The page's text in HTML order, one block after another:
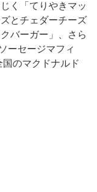
く「てりやきマッ
とチェダーチーズ
バーガー」、さら
ーセージマフィ
のマクドナルド